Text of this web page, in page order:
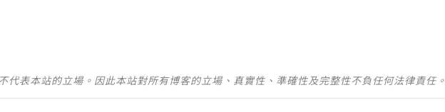
代表本站的立場。因此本站對所有博客的立場、真實性、準確性及完整性不負任何法律責任。